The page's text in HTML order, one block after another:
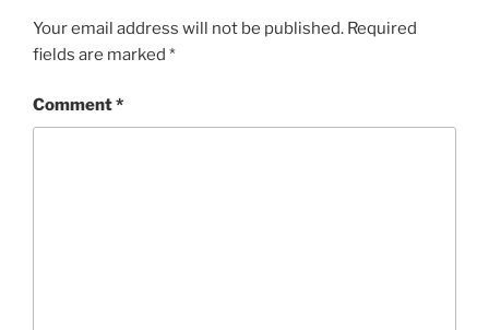
Your email address will not be published. Required
fields are marked *
Comment*